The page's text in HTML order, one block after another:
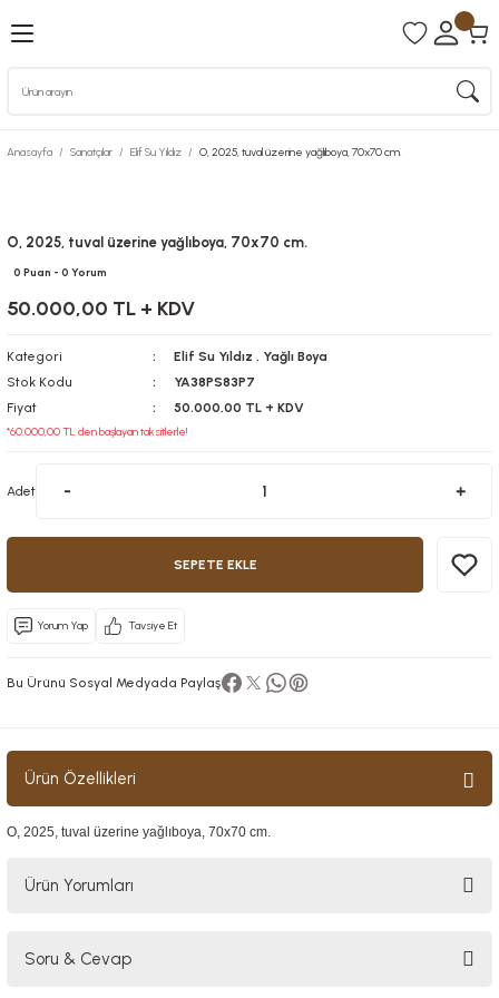
Anasayfa Sanatçılar Elif Su Yıldız O, 2025, tuval üzerine yağlıboya, 70x70 cm.
O, 2025, tuval üzerine yağlıboya, 70x70 cm.
0 Puan - 0 Yorum
50.000,00 TL + KDV
Kategori Elif Su Yıldız , Yağlı Boya
Stok Kodu
YA38PS83P7
Fiyat
50.000,00 TL + KDV
*60.000,00 TL den başlayan taksitlerle!
Adet
SEPETE EKLE
Yorum Yap Tavsiye Et
Bu Ürünü Sosyal Medyada Paylaş
Ürün Özellikleri
O, 2025, tuval üzerine yağlıboya, 70x70 cm.
Ürün Yorumları
Soru & Cevap